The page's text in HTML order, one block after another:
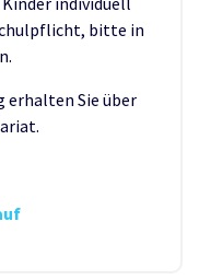
bitte in
erhalten Sie über